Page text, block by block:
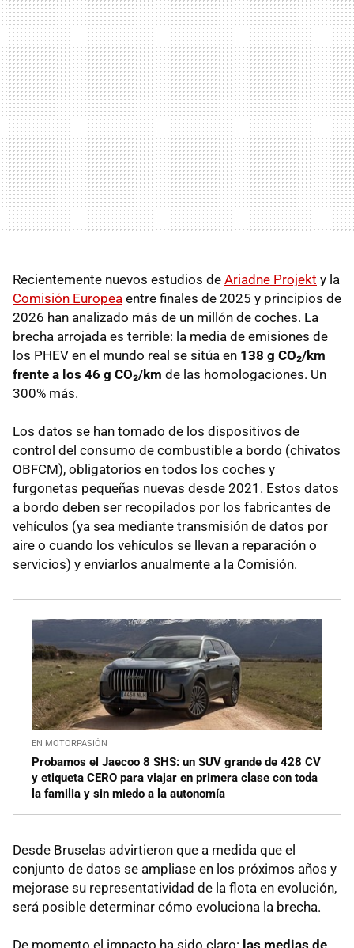
Recientemente nuevos estudios de Ariadne Projekt y la
Comisión Europea entre finales de 2025 y principios de
2026 han analizado más de un millón de coches. La
brecha arrojada es terrible: la media de emisiones de
los PHEV en el mundo real se sitúa en 138 g CO₂/km
frente a los 46 g CO₂/km de las homologaciones. Un
300% más.
Los datos se han tomado de los dispositivos de
control del consumo de combustible a bordo (chivatos
OBFCM), obligatorios en todos los coches y
furgonetas pequeñas nuevas desde 2021. Estos datos
a bordo deben ser recopilados por los fabricantes de
vehículos (ya sea mediante transmisión de datos por
aire o cuando los vehículos se llevan a reparación o
servicios) y enviarlos anualmente a la Comisión.
EN MOTORPASIÓN
Probamos el Jaecoo 8 SHS: un SUV grande de 428 CV
y etiqueta CERO para viajar en primera clase con toda
la familia y sin miedo a la autonomía
Desde Bruselas advirtieron que a medida que el
conjunto de datos se ampliase en los próximos años y
mejorase su representatividad de la flota en evolución,
será posible determinar cómo evoluciona la brecha.